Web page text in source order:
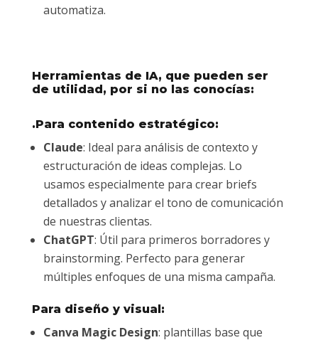
automatiza.
Herramientas de IA, que pueden ser
de utilidad, por si no las conocías:
.Para contenido estratégico:
Claude: Ideal para análisis de contexto y
estructuración de ideas complejas. Lo
usamos especialmente para crear briefs
detallados y analizar el tono de comunicación
de nuestras clientas.
ChatGPT: Útil para primeros borradores y
brainstorming. Perfecto para generar
múltiples enfoques de una misma campaña.
Para diseño y visual:
Canva Magic Design: plantillas base que